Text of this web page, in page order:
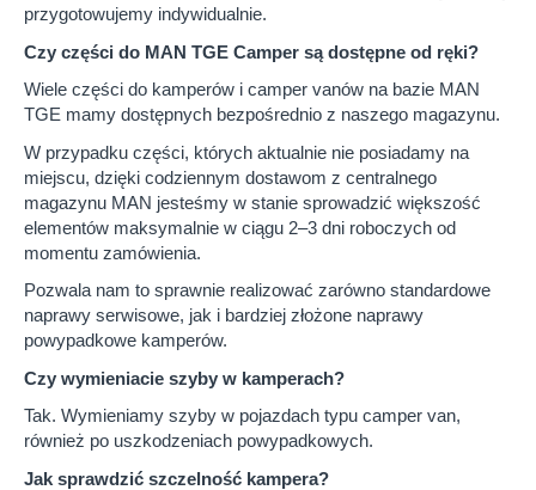
przygotowujemy indywidualnie.
Czy części do MAN TGE Camper są dostępne od ręki?
Wiele części do kamperów i camper vanów na bazie MAN
TGE mamy dostępnych bezpośrednio z naszego magazynu.
W przypadku części, których aktualnie nie posiadamy na
miejscu, dzięki codziennym dostawom z centralnego
magazynu MAN jesteśmy w stanie sprowadzić większość
elementów maksymalnie w ciągu 2–3 dni roboczych od
momentu zamówienia.
Pozwala nam to sprawnie realizować zarówno standardowe
naprawy serwisowe, jak i bardziej złożone naprawy
powypadkowe kamperów.
Czy wymieniacie szyby w kamperach?
Tak. Wymieniamy szyby w pojazdach typu camper van,
również po uszkodzeniach powypadkowych.
Jak sprawdzić szczelność kampera?